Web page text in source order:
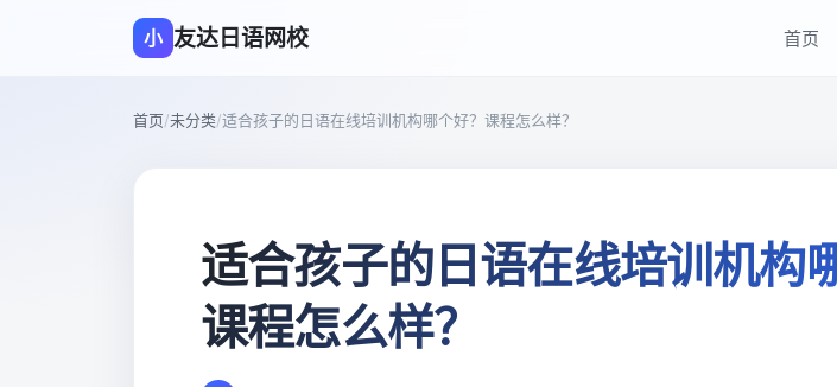
小 友达日语网校 首页
首页/未分类/适合孩子的日语在线培训机构哪个好？课程怎么样？
适合孩子的日语在线培训机构
课程怎么样？